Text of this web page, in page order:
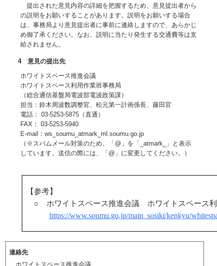
提出された意見内容の詳細を把握するため、意見提出者から
の説明をお願いすることがあります。説明をお願いする場合
は、事務局より意見提出者に事前に連絡しますので、あらかじ
め御了承ください。なお、説明に当たり発生する交通費等は支
給されません。
4 意見の提出先
ホワイトスペース推進会議
ホワイトスペース利用作業班事務局
（総合通信基盤局電波部電波政策課）
担当：鈴木周波数調整官、松元第一計画係長、藤田官
電話： 03-5253-5875（直通）
FAX： 03-5253-5940
E-mail：ws_soumu_atmark_ml.soumu.go.jp
（※スパムメール対策のため、「@」を「_atmark_」と表示
しています。送信の際には、「@」に変更してください。）
【参考】
○ ホワイトスペース推進会議 ホワイトスペース利
https://www.soumu.go.jp/main_sosiki/kenkyu/
連絡先
ホワイトスペース推進会議